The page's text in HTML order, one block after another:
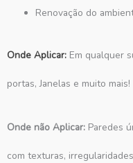
Renovação do
Onde Aplicar: Em qualquer
portas, Janelas e muito mais!
Onde não Aplicar: Paredes
com texturas,